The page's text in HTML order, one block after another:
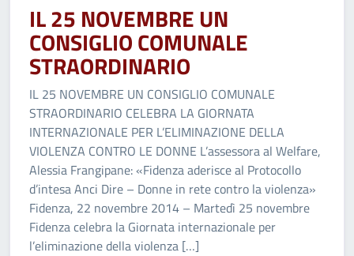
IL 25 NOVEMBRE UN
CONSIGLIO COMUNALE
STRAORDINARIO
IL 25 NOVEMBRE UN CONSIGLIO COMUNALE
STRAORDINARIO CELEBRA LA GIORNATA
INTERNAZIONALE PER L’ELIMINAZIONE DELLA
VIOLENZA CONTRO LE DONNE L’assessora al Welfare,
Alessia Frangipane: «Fidenza aderisce al Protocollo
d’intesa Anci Dire – Donne in rete contro la violenza»
Fidenza, 22 novembre 2014 – Martedì 25 novembre
Fidenza celebra la Giornata internazionale per
l’eliminazione della violenza […]